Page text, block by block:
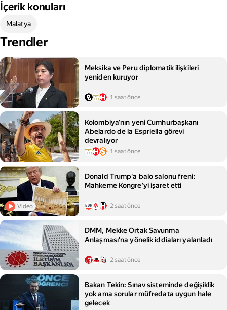
İçerik konuları
Malatya
Trendler
Meksika ve Peru diplomatik ilişkileri
yeniden kuruyor
1 saat önce
Kolombiya'nın yeni Cumhurbaşkanı
Abelardo de la Espriella görevi
devralıyor
1 saat önce
Video
Donald Trump'a balo salonu freni:
Mahkeme Kongre'yi işaret etti
2 saat önce
DMM, Mekke Ortak Savunma
Anlaşması'na yönelik iddiaları yalanladı
2 saat önce
Bakan Tekin: Sınav sisteminde değişiklik
yok ama sorular müfredata uygun hale
gelecek